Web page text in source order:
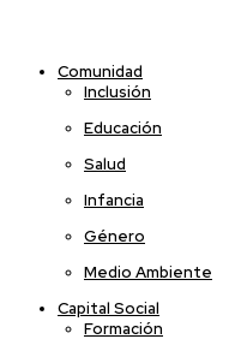
Comunidad
Inclusión
Educación
Salud
Infancia
Género
Medio Ambiente
Capital Social
Formación